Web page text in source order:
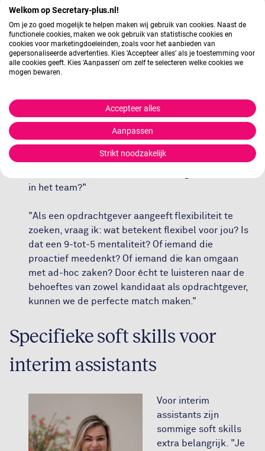
heeft, dan denk ik: deze persoon is bezig met talen
en extra informatie opdoen. Of als iemand actief is
in een ondernemingsraad, dan toont dat een
proactieve houding en de wil om mee te denken."
De kunst van het doorvragen
Een belangrijk onderdeel van Laura's rol is het
achterhalen wat een opdrachtgever écht zoekt in
een assistant. "Ik vraag altijd door: wat voor type
in het team?"
"Als een opdrachtgever aangeeft flexibiliteit te
zoeken, vraag ik: wat betekent flexibel voor jou? Is
dat een 9-tot-5 mentaliteit? Of iemand die
proactief meedenkt? Of iemand die kan omgaan
met ad-hoc zaken? Door écht te luisteren naar de
behoeftes van zowel kandidaat als opdrachtgever,
kunnen we de perfecte match maken."
Specifieke soft skills voor
interim assistants
Voor interim
assistants zijn
sommige soft skills
extra belangrijk. "Je
Welkom op Secretary-plus.nl!
Om je zo goed mogelijk te helpen maken wij gebruik van cookies. Naast de
functionele cookies, maken we ook gebruik van statistische cookies en
cookies voor marketingdoeleinden, zoals voor het aanbieden van
gepersonaliseerde advertenties. Kies ‘Accepteer alles’ als je toestemming voor
alle cookies geeft. Kies 'Aanpassen' om zelf te selecteren welke cookies we
mogen bewaren.
Accepteer alles
Aanpassen
Strikt noodzakelijk